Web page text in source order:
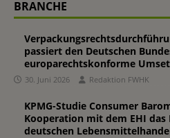
BRANCHE
passiert den Deutschen
europarechtskonforme
30. Juni 2026 Redaktion FWHK
KPMG-Studie Consumer
Kooperation mit dem EHI
deutschen